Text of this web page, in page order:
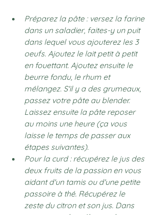
Préparez la pâte : versez la farine
dans un saladier, faites-y un puit
dans lequel vous ajouterez les 3
oeufs. Ajoutez le lait petit à petit
en fouettant. Ajoutez ensuite le
beurre fondu, le rhum et
mélangez. S'il y a des grumeaux,
passez votre pâte au blender.
Laissez ensuite la pâte reposer
au moins une heure (ça vous
laisse le temps de passer aux
étapes suivantes).
Pour la curd : récupérez le jus des
deux fruits de la passion en vous
aidant d'un tamis ou d'une petite
passoire à thé. Récupérez le
zeste du citron et son jus. Dans